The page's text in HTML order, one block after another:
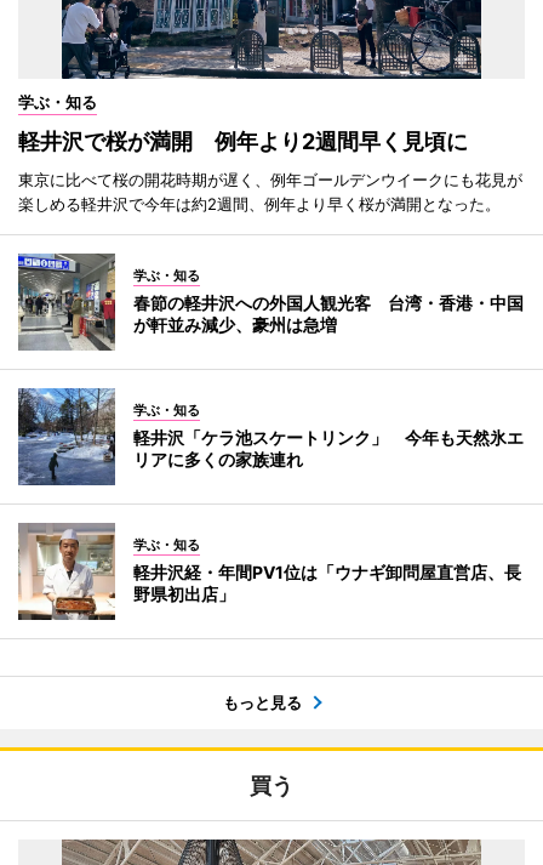
学ぶ・知る
軽井沢で桜が満開 例年より2週間早く見頃に
東京に比べて桜の開花時期が遅く、例年ゴールデンウイークにも花見が
楽しめる軽井沢で今年は約2週間、例年より早く桜が満開となった。
学ぶ・知る
春節の軽井沢への外国人観光客 台湾・香港・中国
が軒並み減少、豪州は急増
学ぶ・知る
軽井沢「ケラ池スケートリンク」 今年も天然氷エ
リアに多くの家族連れ
学ぶ・知る
軽井沢経・年間PV1位は「ウナギ卸問屋直営店、長
野県初出店」
もっと見る
買う